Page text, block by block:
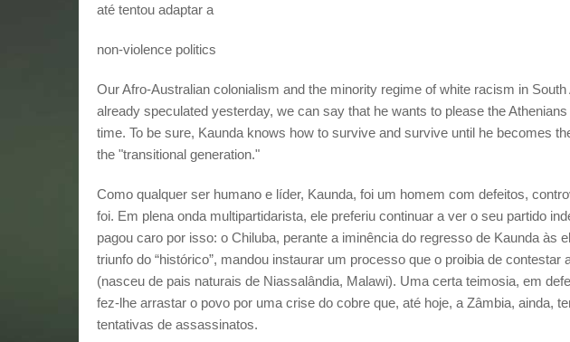
até tentou adaptar a
non-violence politics
Our Afro-Australian colonialism and the minority regime of white racism in
already speculated yesterday, we can say that he wants to please the
time. To be sure, Kaunda knows how to survive and survive until he becomes
the "transitional generation."
Como qualquer ser humano e líder, Kaunda, foi um homem com defeitos,
foi. Em plena onda multipartidarista, ele preferiu continuar a ver o seu partido
pagou caro por isso: o Chiluba, perante a iminência do regresso de Kaunda às
triunfo do “histórico”, mandou instaurar um processo que o proibia de contestar
(nasceu de pais naturais de Niassalândia, Malawi). Uma certa teimosia, em
fez-lhe arrastar o povo por uma crise do cobre que, até hoje, a Zâmbia, ainda,
tentativas de assassinatos.